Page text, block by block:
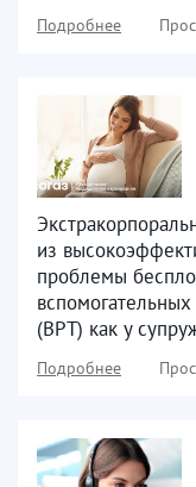
Подробнее
из
проблемы
(ВРТ) как у
Подробнее